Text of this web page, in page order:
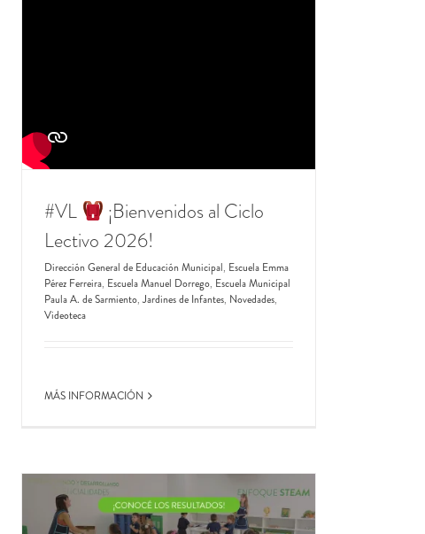
#VL
​ ¡Bienvenidos al Ciclo
Lectivo 2026!
Dirección General de Educación Municipal, Escuela Emma
Pérez Ferreira, Escuela Manuel Dorrego, Escuela Municipal
Paula A. de Sarmiento, Jardines de Infantes, Novedades,
Videoteca
MÁS INFORMACIÓN